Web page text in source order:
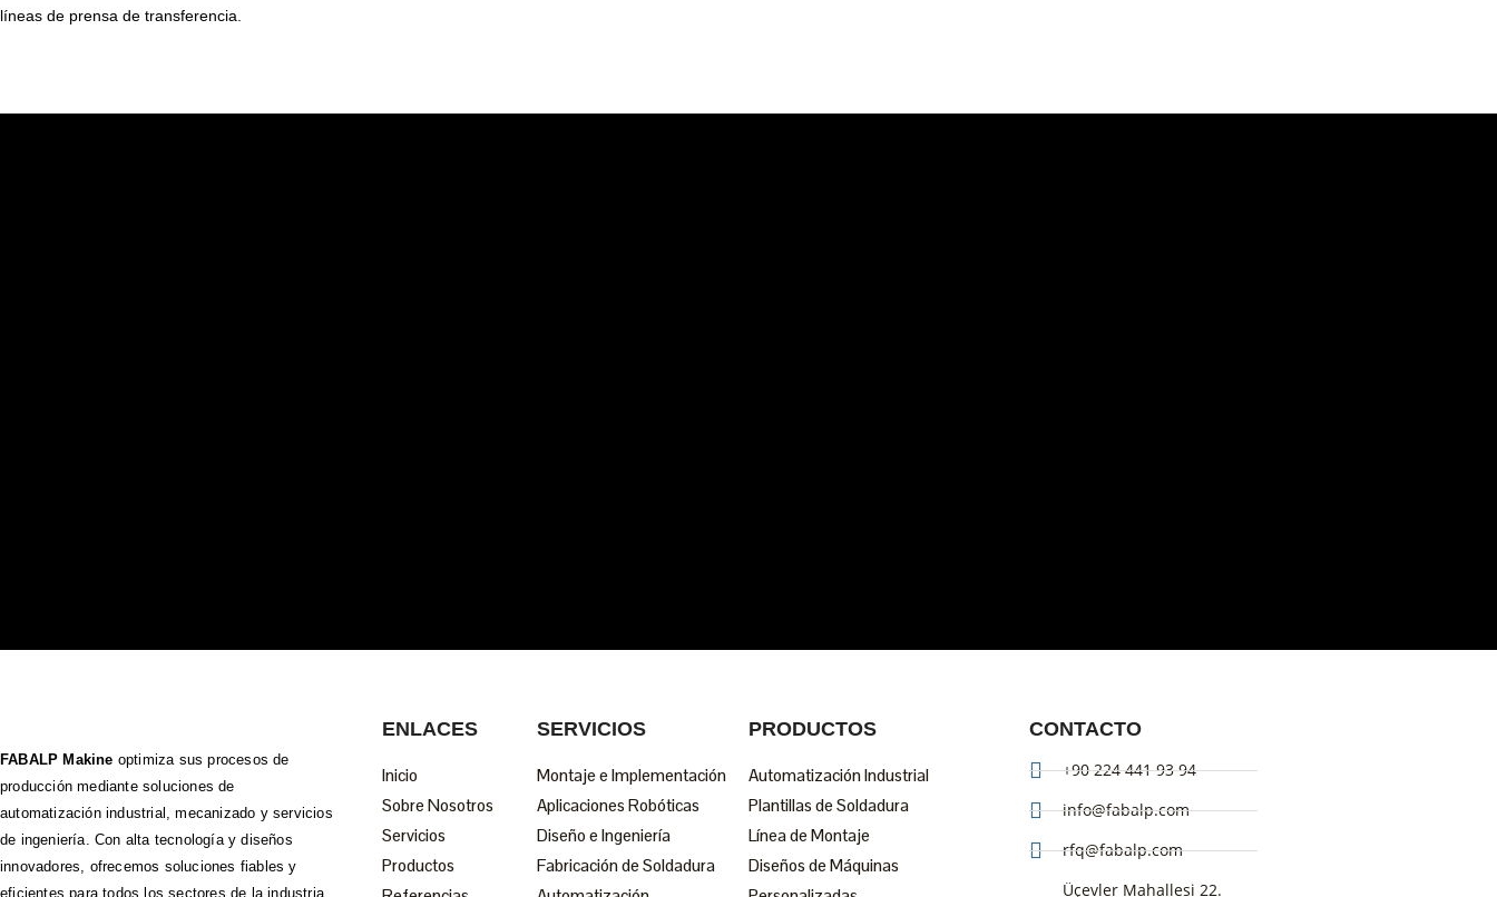
líneas de prensa de transferencia.
FABALP Makine optimiza sus procesos de
producción mediante soluciones de
automatización industrial, mecanizado y servicios
de ingeniería. Con alta tecnología y diseños
innovadores, ofrecemos soluciones fiables y
eficientes para todos los sectores de la industria.
ENLACES
Inicio
Sobre Nosotros
Servicios
Productos
SERVICIOS
Montaje e Implementación
Aplicaciones Robóticas
Diseño e Ingeniería
Fabricación de Soldadura
PRODUCTOS
Automatización Industrial
Plantillas de Soldadura
Línea de Montaje
Diseños de Máquinas
CONTACTO
+90 224 441 93 94
info@fabalp.com
rfq@fabalp.com
Üçevler Mahallesi 22.